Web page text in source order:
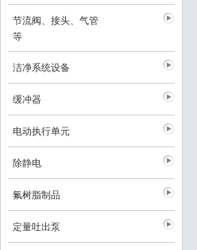
节流阀、接头、气管
等
洁净系统设备
缓冲器
电动执行单元
除静电
氟树脂制品
定量吐出泵